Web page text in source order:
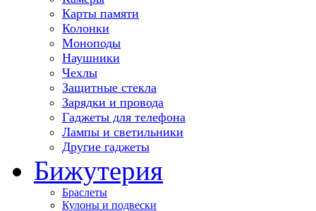
Карты памяти
Колонки
Моноподы
Наушники
Чехлы
Защитные стекла
Зарядки и провода
Гаджеты для телефона
Лампы и светильники
Другие гаджеты
Бижутерия
Браслеты
Кулоны и подвески